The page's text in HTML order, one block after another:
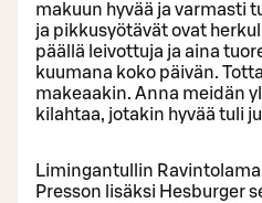
makuun hyvää ja varmasti
ja pikkusyötävät ovat
päällä leivottuja ja aina
kuumana koko päivän.
makeaakin. Anna meidän
kilahtaa, jotakin hyvää tuli
Limingantullin
Presson lisäksi Hesburger